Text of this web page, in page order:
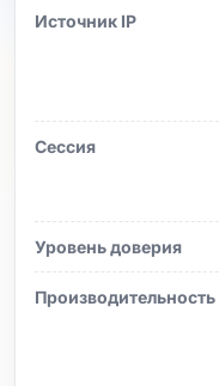
Источник IP
Сессия
Уровень доверия
Производительность